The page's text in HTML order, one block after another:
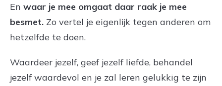
En waar je mee omgaat daar raak je mee
besmet. Zo vertel je eigenlijk tegen anderen om
hetzelfde te doen.
Waardeer jezelf, geef jezelf liefde, behandel
jezelf waardevol en je zal leren gelukkig te zijn